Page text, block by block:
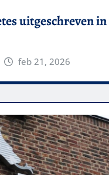
uitgeschreven
feb 21, 2026